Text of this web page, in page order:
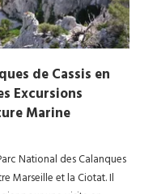
de Cassis en
Excursions
Marine
National des Calanques
Marseille et la Ciotat. Il